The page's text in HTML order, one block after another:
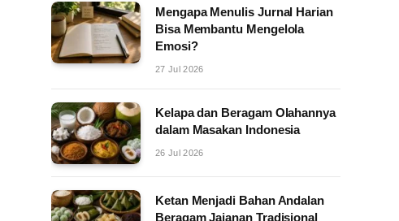
Mengapa Menulis Jurnal Harian
Bisa Membantu Mengelola
Emosi?
27 Jul 2026
Kelapa dan Beragam Olahannya
dalam Masakan Indonesia
26 Jul 2026
Ketan Menjadi Bahan Andalan
Beragam Jajanan Tradisional